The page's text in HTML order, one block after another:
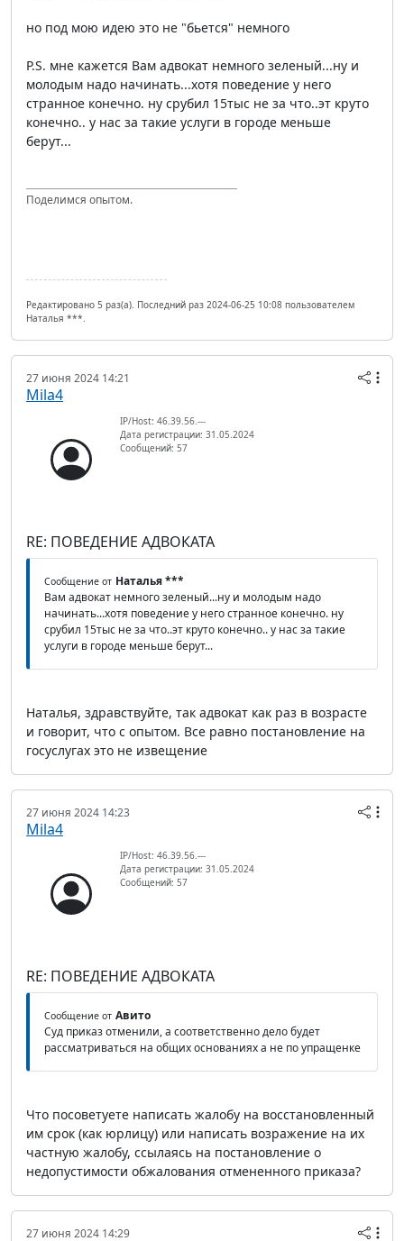
но под мою идею это не "бьется" немного
P.S. мне кажется Вам адвокат немного зеленый...ну и
молодым надо начинать...хотя поведение у него
странное конечно. ну срубил 15тыс не за что..эт круто
конечно.. у нас за такие услуги в городе меньше
берут...
Поделимся опытом.
Редактировано 5 раз(а). Последний раз 2024-06-25 10:08 пользователем
Наталья ***.
27 июня 2024 14:21
Mila4
IP/Host: 46.39.56.---
Дата регистрации: 31.05.2024
Сообщений: 57
RE: ПОВЕДЕНИЕ АДВОКАТА
Сообщение от Наталья ***
Вам адвокат немного зеленый...ну и молодым надо
начинать...хотя поведение у него странное конечно. ну
срубил 15тыс не за что..эт круто конечно.. у нас за такие
услуги в городе меньше берут...
Наталья, здравствуйте, так адвокат как раз в возрасте
и говорит, что с опытом. Все равно постановление на
госуслугах это не извещение
27 июня 2024 14:23
Mila4
IP/Host: 46.39.56.---
Дата регистрации: 31.05.2024
Сообщений: 57
RE: ПОВЕДЕНИЕ АДВОКАТА
Сообщение от Авито
Суд приказ отменили, а соответственно дело будет
рассматриваться на общих основаниях а не по упращенке
Что посоветуете написать жалобу на восстановленный
им срок (как юрлицу) или написать возражение на их
частную жалобу, ссылаясь на постановление о
недопустимости обжалования отмененного приказа?
27 июня 2024 14:29